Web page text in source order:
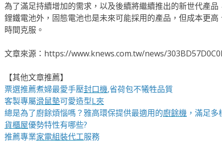
為了滿足持續增加的需求，以及後續將繼續推出的新世代產
鋰鐵電池外，固態電池也是未來可能採用的產品，但成本更
時間克服。
文章來源：https://www.knews.com.tw/news/
【其他文章推薦】
票選推薦煮婦最愛手壓封口機,省荷包不犧牲品質
客製專屬滑鼠墊可愛造型L夾
總是為了廚餘煩惱嗎？雅高環保提供最適用的廚餘機，滿足多
貨櫃屋優勢特性有哪些?
推薦專業家電組裝代工服務